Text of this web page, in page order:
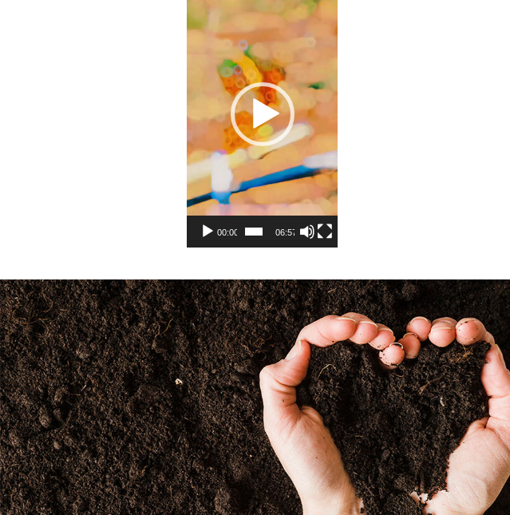
oynatıcı
00:00 06:57